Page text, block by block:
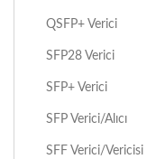
QSFP+ Verici
SFP28 Verici
SFP+ Verici
SFP Verici/alıcı
SFF Verici/vericisi